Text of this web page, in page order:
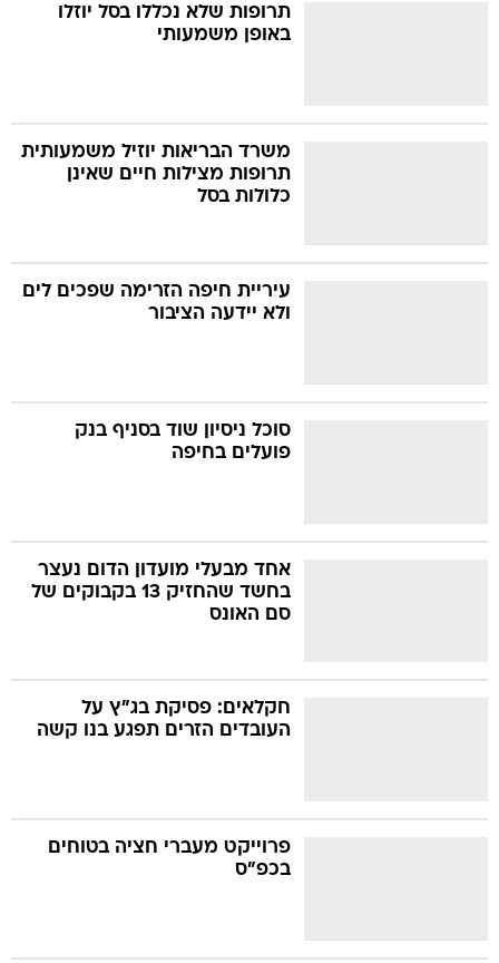
תרופות שלא נכללו בסל יוזלו
באופן משמעותי
משרד הבריאות יוזיל משמעותית
תרופות מצילות חיים שאינן
כלולות בסל
עיריית חיפה הזרימה שפכים לים
ולא יידעה הציבור
סוכל ניסיון שוד בסניף בנק
פועלים בחיפה
אחד מבעלי מועדון הדום נעצר
בחשד שהחזיק 13 בקבוקים של
סם האונס
חקלאים: פסיקת בג"ץ על
העובדים הזרים תפגע בנו קשה
פרוייקט מעברי חציה בטוחים
בכפ"ס